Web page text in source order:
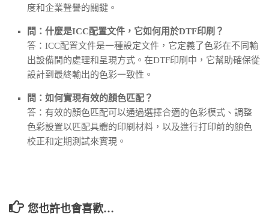
度和企業聲譽的關鍵。
問：什麼是ICC配置文件，它如何用於DTF印刷？
答：ICC配置文件是一種設定文件，它定義了色彩在不同輸
出設備間的處理和呈現方式。在DTF印刷中，它幫助確保從
設計到最終輸出的色彩一致性。
問：如何實現有效的顏色匹配？
答：有效的顏色匹配可以通過選擇合適的色彩模式、調整
色彩設置以匹配具體的印刷材料，以及進行打印前的顏色
校正和定期測試來實現。
您也許也會喜歡…